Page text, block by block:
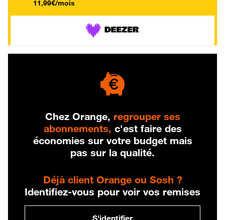
11,99€/mois
Chez Orange, regrouper ses
abonnements, c'est faire des
économies sur votre budget mais
pas sur la qualité.
Déjà client Orange ou Sosh ?
Identifiez-vous pour voir vos remises